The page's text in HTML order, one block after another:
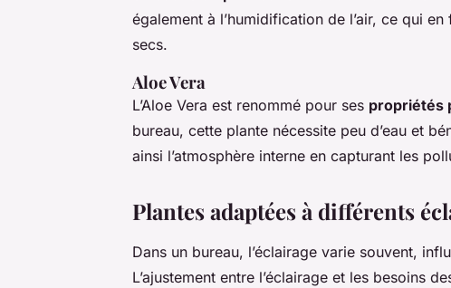
également à l’humidification de l’air, ce qui
secs.
Aloe Vera
L’Aloe Vera est renommé pour ses propriétés
bureau, cette plante nécessite peu d’eau et
ainsi l’atmosphère interne en capturant les
Plantes adaptées à différents
Dans un bureau, l’éclairage varie souvent,
L’ajustement entre l’éclairage et les besoins